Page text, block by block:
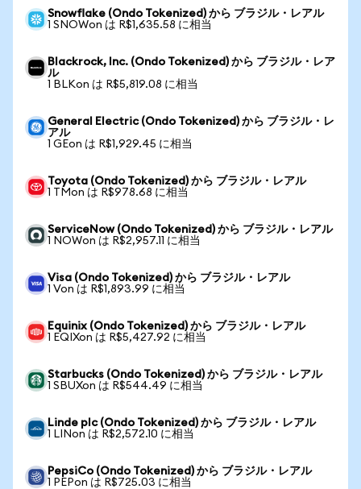
Snowflake (Ondo Tokenized) から ブラジル・レアル
1 SNOWon は R$1,635.58 に相当
Blackrock, Inc. (Ondo Tokenized) から ブラジル・レア
ル
1 BLKon は R$5,819.08 に相当
General Electric (Ondo Tokenized) から ブラジル・レ
アル
1 GEon は R$1,929.45 に相当
Toyota (Ondo Tokenized) から ブラジル・レアル
1 TMon は R$978.68 に相当
ServiceNow (Ondo Tokenized) から ブラジル・レアル
1 NOWon は R$2,957.11 に相当
Visa (Ondo Tokenized) から ブラジル・レアル
1 Von は R$1,893.99 に相当
Equinix (Ondo Tokenized) から ブラジル・レアル
1 EQIXon は R$5,427.92 に相当
Starbucks (Ondo Tokenized) から ブラジル・レアル
1 SBUXon は R$544.49 に相当
Linde plc (Ondo Tokenized) から ブラジル・レアル
1 LINon は R$2,572.10 に相当
PepsiCo (Ondo Tokenized) から ブラジル・レアル
1 PEPon は R$725.03 に相当